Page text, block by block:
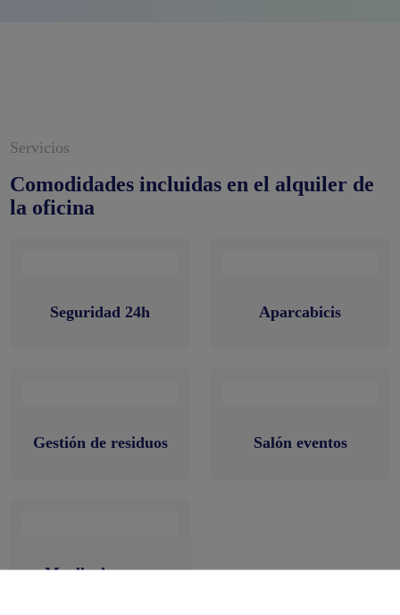
Servicios
Comodidades incluidas en el alquiler de
la oficina
Seguridad 24h Aparcabicis
Gestión de residuos Salón eventos
Muelle de carga